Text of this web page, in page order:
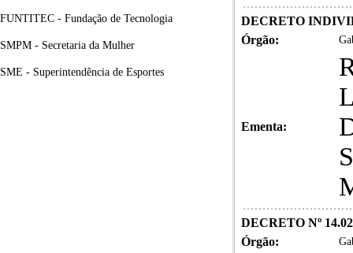
FUNTITEC - Fundação de Tecnologia
SMPM - Secretaria da Mulher
SME - Superintendência de Esportes
DECRETO
Órgão:
Ementa:
DECRETO Nº
Órgão: